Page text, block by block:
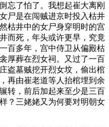
忘了怕了。我想起崔大离刚
尸是在闯贼进京时投入枯井
枯井中的女尸身穿明时的宫
而死，年头或许更早，究竟
百多年，宫中侍卫从偏殿枯
厚葬在烈女祠。又过了一百
盗墓贼挖开烈女坟，偷出棺
再由崔老道等人抬棺埋到余
转，前后加起来至少是三百
？三姥姥又为何要对明朝女